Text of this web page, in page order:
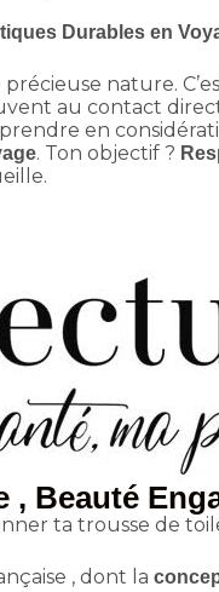
Durables en
nature.
au contact
en
. Ton objectif ?
Beauté
ta trousse de
, dont la